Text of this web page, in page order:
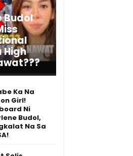
Budol
High
Ka Na
Girl!
Ni
Budol,
Na Sa